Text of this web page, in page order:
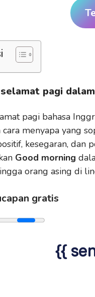
pagi
pagi bahasa
cara menyapa yang
kesegaran, dan
Good morning
orang asing di
gratis
{{